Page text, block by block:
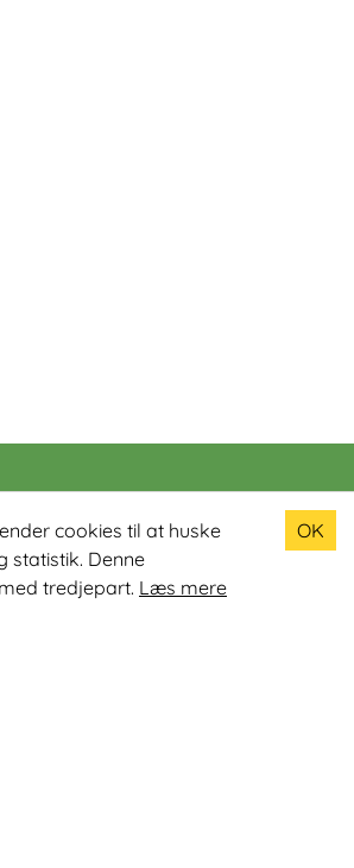
cookies til at huske
statistik. Denne
tredjepart. Læs mere
OK